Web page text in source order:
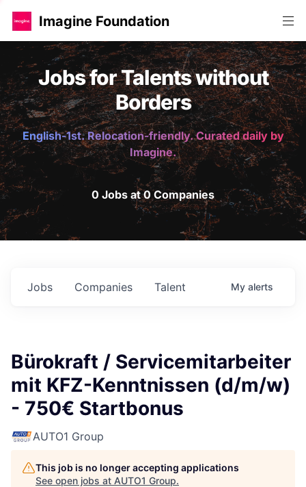
Imagine Foundation
Jobs for Talents without
Borders
English-1st. Relocation-friendly. Curated daily by
Imagine.
0 Jobs at 0 Companies
Jobs Companies Talent My alerts
Bürokraft / Servicemitarbeiter
mit KFZ-Kenntnissen (d/m/w)
- 750€ Startbonus
AUTO1 Group
This job is no longer accepting applications
See open jobs at AUTO1 Group.